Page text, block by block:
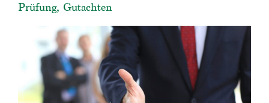
Prüfung, Gutachten